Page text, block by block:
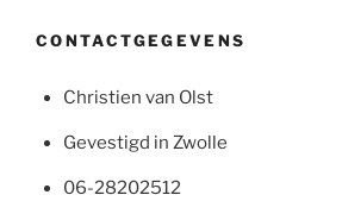
CONTACTGEGEVENS
Christien van Olst
Gevestigd in Zwolle
06-28202512